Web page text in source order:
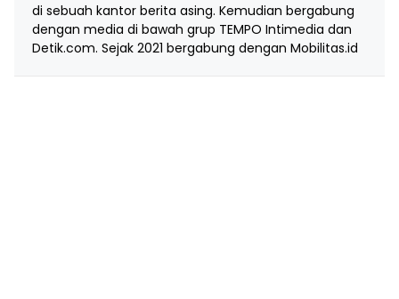
di sebuah kantor berita asing. Kemudian bergabung
dengan media di bawah grup TEMPO Intimedia dan
Detik.com. Sejak 2021 bergabung dengan Mobilitas.id